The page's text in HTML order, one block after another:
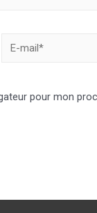
E-
pour mon